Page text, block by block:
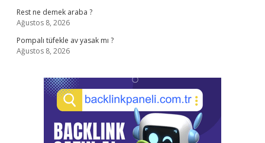
Rest ne demek araba ?
Ağustos 8, 2026
Pompalı tüfekle av yasak mı ?
Ağustos 8, 2026